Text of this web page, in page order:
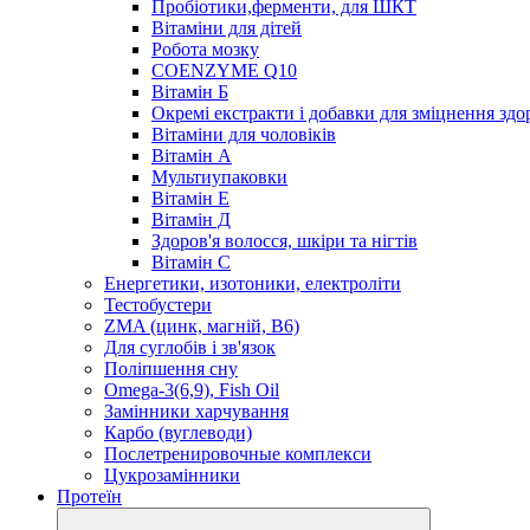
Пробіотики,ферменти, для ШКТ
Вітаміни для дітей
Робота мозку
COENZYME Q10
Вітамін Б
Окремі екстракти і добавки для зміцнення
Вітаміни для чоловіків
Вітамін А
Мультиупаковки
Вітамін Е
Вітамін Д
Здоров'я волосся, шкіри та нігтів
Вітамін С
Енергетики, изотоники, електроліти
Тестобустери
ZMA (цинк, магній, В6)
Для суглобів і зв'язок
Поліпшення сну
Omega-3(6,9), Fish Oil
Замінники харчування
Карбо (вуглеводи)
Послетренировочные комплекси
Цукрозамінники
Протеїн